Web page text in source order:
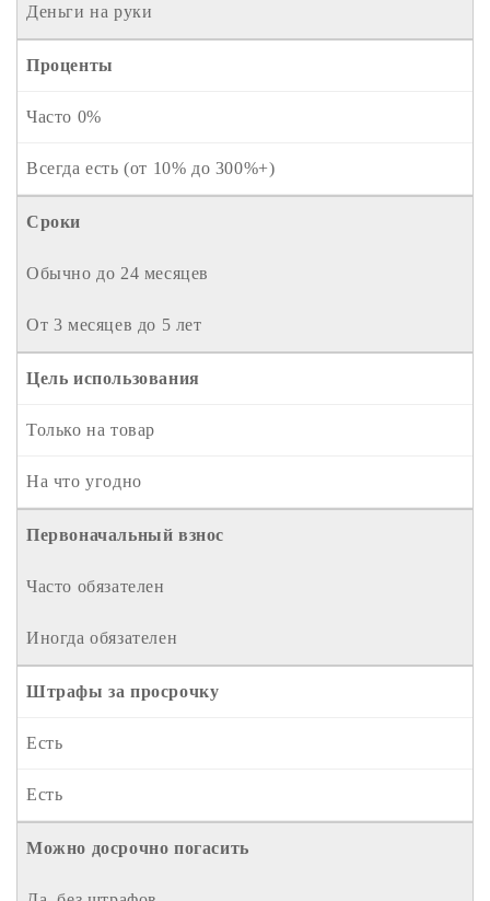
Деньги на руки
Проценты
Часто 0%
Всегда есть (от 10% до 300%+)
Сроки
Обычно до 24 месяцев
От 3 месяцев до 5 лет
Цель использования
Только на товар
На что угодно
Первоначальный взнос
Часто обязателен
Иногда обязателен
Штрафы за просрочку
Есть
Есть
Можно досрочно погасить